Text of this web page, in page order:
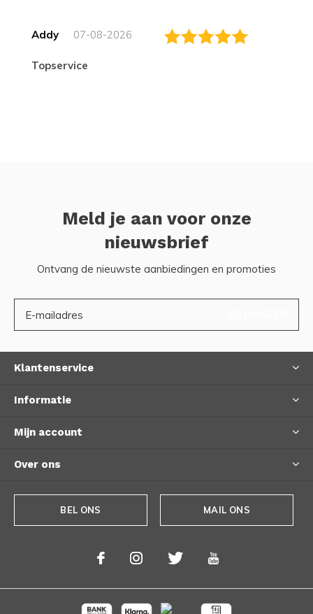
Addy 07-08-2026
topservice
Meld je aan voor onze
nieuwsbrief
Ontvang de nieuwste aanbiedingen en promoties
Klantenservice
Informatie
Mijn account
Over ons
BEL ONS MAIL ONS